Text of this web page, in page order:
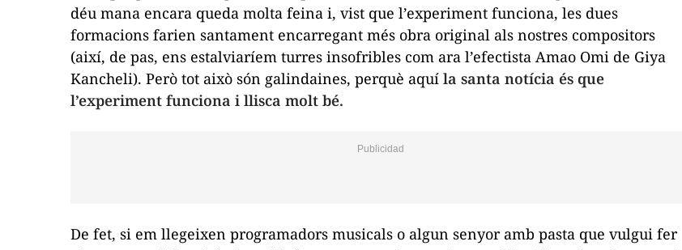
déu mana encara queda molta feina i, vist que l’experiment funciona, les dues
formacions farien santament encarregant més obra original als nostres compositors
(així, de pas, ens estalviaríem turres insofribles com ara l’efectista Amao Omi de Giya
Kancheli). Però tot això són galindaines, perquè aquí la santa notícia és que
l’experiment funciona i llisca molt bé.
De fet, si em llegeixen programadors musicals o algun senyor amb pasta que vulgui fer